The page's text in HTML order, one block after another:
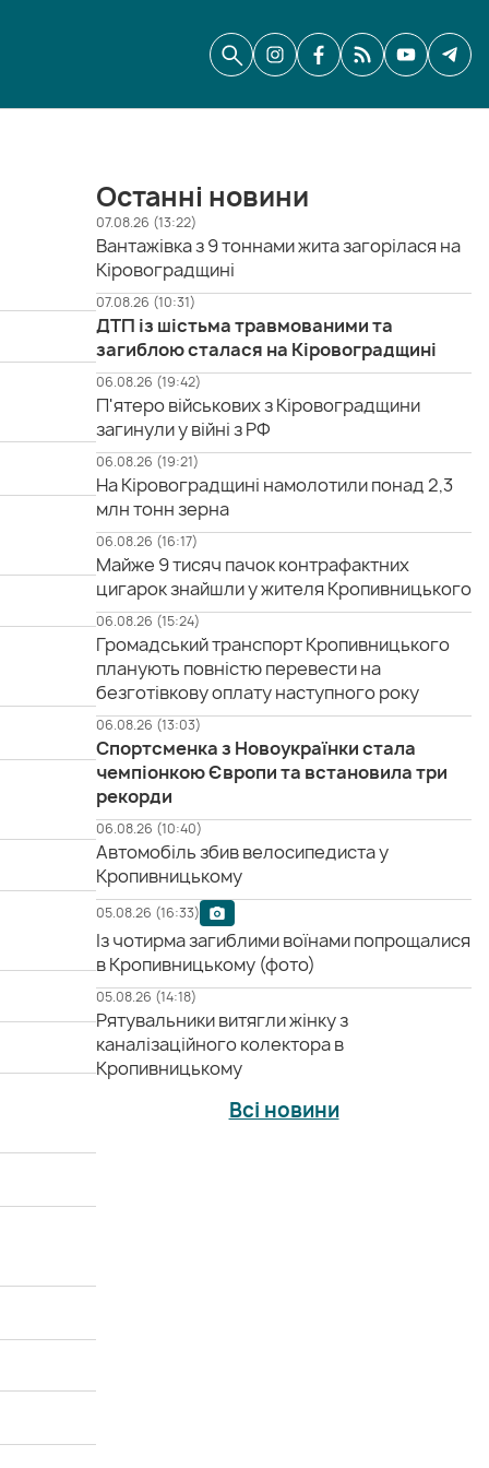
Останні новини
07.08.26 (13:22)
Вантажівка з 9 тоннами жита загорілася на
Кіровоградщині
07.08.26 (10:31)
ДТП із шістьма травмованими та
загиблою сталася на Кіровоградщині
06.08.26 (19:42)
П'ятеро військових з Кіровоградщини
загинули у війні з РФ
06.08.26 (19:21)
На Кіровоградщині намолотили понад 2,3
млн тонн зерна
06.08.26 (16:17)
Майже 9 тисяч пачок контрафактних
цигарок знайшли у жителя Кропивницького
06.08.26 (15:24)
Громадський транспорт Кропивницького
планують повністю перевести на
безготівкову оплату наступного року
06.08.26 (13:03)
Спортсменка з Новоукраїнки стала
чемпіонкою Європи та встановила три
рекорди
06.08.26 (10:40)
Автомобіль збив велосипедиста у
Кропивницькому
05.08.26 (16:33)
Із чотирма загиблими воїнами попрощалися
в Кропивницькому (фото)
05.08.26 (14:18)
Рятувальники витягли жінку з
каналізаційного колектора в
Кропивницькому
Всі новини